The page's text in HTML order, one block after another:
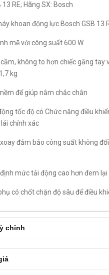
13 RE; Hãng SX: Bosch
khoan động lực Bosch GSB 13
mẽ với công suất 600 W.
cầm, không to hơn chiếc găng tay
kg
để giúp nắm chắc chắn
tốc độ có Chức năng điều
chính xác
đảm bảo công suất không
mức tải động cao hơn đem
có chốt chặn độ sâu để điều
chỉnh